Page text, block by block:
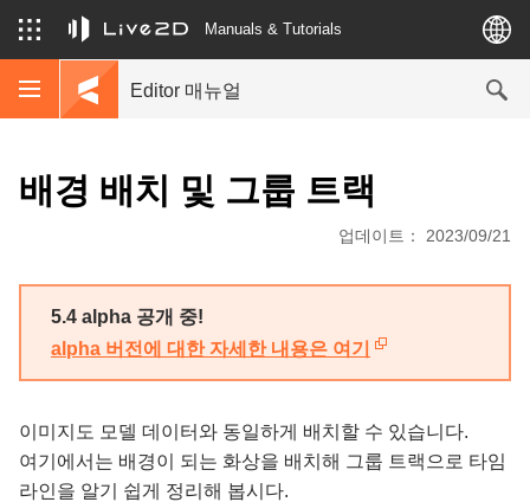
Manuals & Tutorials
Editor 매뉴얼
배경 배치 및 그룹 트랙
업데이트： 2023/09/21
5.4 alpha 공개 중!
alpha 버전에 대한 자세한 내용은 여기
이미지도 모델 데이터와 동일하게 배치할 수 있습니다.
여기에서는 배경이 되는 화상을 배치해 그룹 트랙으로 타임
라인을 알기 쉽게 정리해 봅시다.